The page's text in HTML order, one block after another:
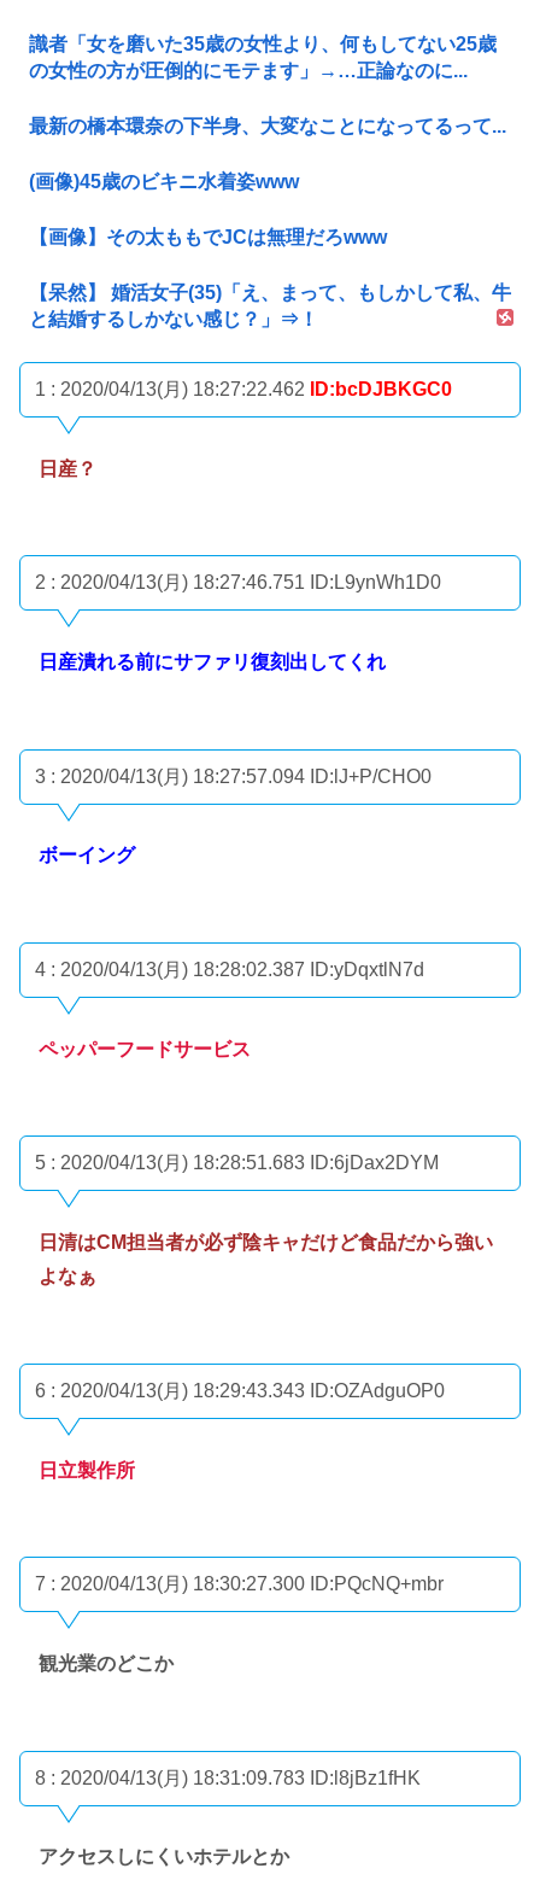
識者「女を磨いた35歳の女性より、何もしてない25歳
の女性の方が圧倒的にモテます」→…正論なのに...
最新の橋本環奈の下半身、大変なことになってるって...
(画像)45歳のビキニ水着姿www
【画像】その太ももでJCは無理だろwww
【呆然】 婚活女子(35)「え、まって、もしかして私、牛
と結婚するしかない感じ？」⇒！
1 : 2020/04/13(月) 18:27:22.462 ID:bcDJBKGC0
日産？
2 : 2020/04/13(月) 18:27:46.751 ID:L9ynWh1D0
日産潰れる前にサファリ復刻出してくれ
3 : 2020/04/13(月) 18:27:57.094 ID:lJ+P/CHO0
ボーイング
4 : 2020/04/13(月) 18:28:02.387 ID:yDqxtlN7d
ペッパーフードサービス
5 : 2020/04/13(月) 18:28:51.683 ID:6jDax2DYM
日清はCM担当者が必ず陰キャだけど食品だから強い
よなぁ
6 : 2020/04/13(月) 18:29:43.343 ID:OZAdguOP0
日立製作所
7 : 2020/04/13(月) 18:30:27.300 ID:PQcNQ+mbr
観光業のどこか
8 : 2020/04/13(月) 18:31:09.783 ID:l8jBz1fHK
アクセスしにくいホテルとか